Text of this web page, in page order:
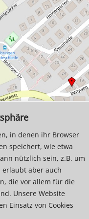
in denen ihr Browser
speichert, wie etwa
nützlich sein, z.B. um
erlaubt aber auch
die vor allem für die
Unsere Website
Einsatz von Cookies